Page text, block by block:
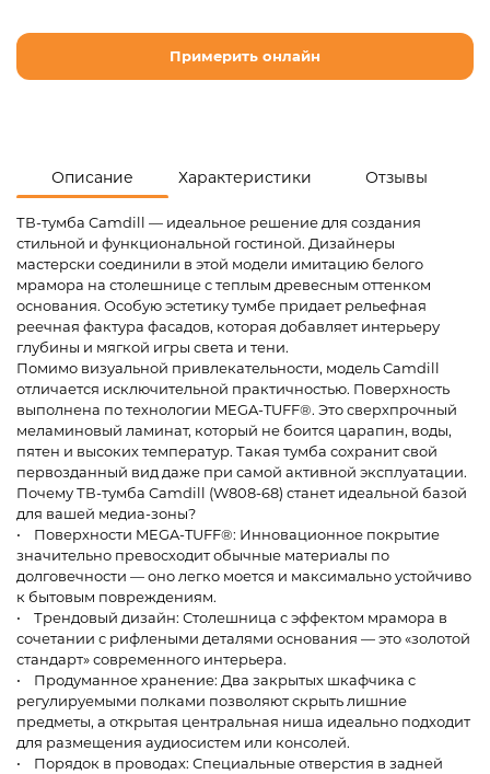
Примерить онлайн
Описание Характеристики Отзывы
ТВ-тумба Camdill — идеальное решение для создания
стильной и функциональной гостиной. Дизайнеры
мастерски соединили в этой модели имитацию белого
мрамора на столешнице с теплым древесным оттенком
основания. Особую эстетику тумбе придает рельефная
реечная фактура фасадов, которая добавляет интерьеру
глубины и мягкой игры света и тени.
Помимо визуальной привлекательности, модель Camdill
отличается исключительной практичностью. Поверхность
выполнена по технологии MEGA-TUFF®. Это сверхпрочный
меламиновый ламинат, который не боится царапин, воды,
пятен и высоких температур. Такая тумба сохранит свой
первозданный вид даже при самой активной эксплуатации.
Почему ТВ-тумба Camdill (W808-68) станет идеальной базой
для вашей медиа-зоны?
• Поверхности MEGA-TUFF®: Инновационное покрытие
значительно превосходит обычные материалы по
долговечности — оно легко моется и максимально устойчиво
к бытовым повреждениям.
• Трендовый дизайн: Столешница с эффектом мрамора в
сочетании с рифлеными деталями основания — это «золотой
стандарт» современного интерьера.
• Продуманное хранение: Два закрытых шкафчика с
регулируемыми полками позволяют скрыть лишние
предметы, а открытая центральная ниша идеально подходит
для размещения аудиосистем или консолей.
• Порядок в проводах: Специальные отверстия в задней